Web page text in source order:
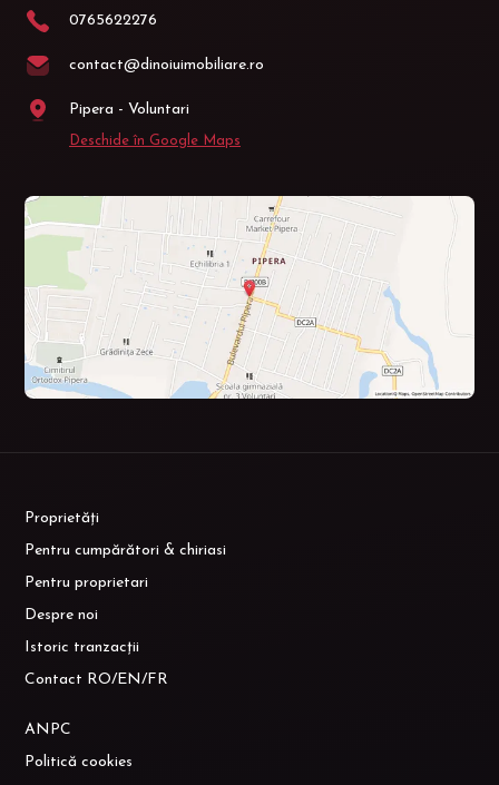
0765622276
contact@dinoiuimobiliare.ro
Pipera - Voluntari
Deschide în Google Maps
Proprietăți
Pentru cumpărători & chiriasi
Pentru proprietari
Despre noi
Istoric tranzacții
Contact RO/EN/FR
ANPC
Politică cookies